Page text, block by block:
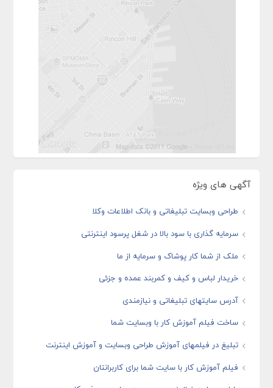
آگهی های ویژه
طراحی وبسایت تبلیغاتی و بانک اطلاعات وکلا
سرمایه گذاری با سود بالا در شغل پرسود اینترنتی
ملک از شما کار پوشاک و سرمایه از ما
خریدار لباس و کیف و کمربند عمده و جزئی
آدرس سایتهای تبلیغاتی و نیازمندی
ساخت فیلم آموزش کار با وبسایت شما
تبلیغ در فیلمهای آموزش طراحی وبسایت و آموزش اینترنت
فیلم آموزش کار با سایت شما برای کاربرانتان